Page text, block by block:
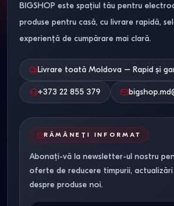
BIGSHOP este spațiul tău pentru
produse pentru casă, cu livrare rapidă,
experiență de cumpărare mai clară.
Livrare toată Moldova – Rapid și
+373 22 855 379
RĂMÂNEȚI INFORMAT
Abonați-vă la newsletter-ul nostru
oferte de reducere timpurii,
despre produse noi.